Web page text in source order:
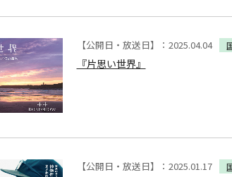
【公開日・放送日】：2025.04.04
『片思い世界』
【公開日・放送日】：2025.01.17